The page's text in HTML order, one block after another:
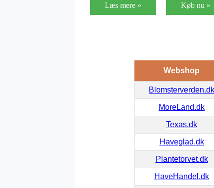
Læs mere » Køb nu »
Webshop
Blomsterverden.dk
MoreLand.dk
Texas.dk
Haveglad.dk
Plantetorvet.dk
HaveHandel.dk